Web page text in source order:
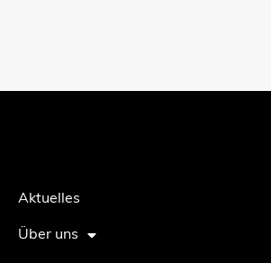
Aktuelles
Über uns